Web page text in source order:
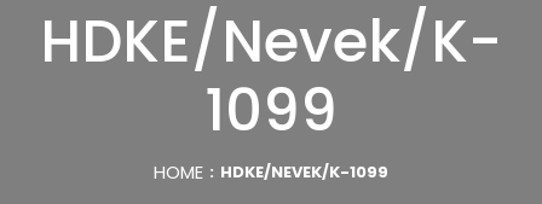
HDKE/Nevek/K-
1099
HOME HDKE/NEVEK/K-1099